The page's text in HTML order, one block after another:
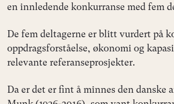
en innledende konkurranse med fem
De fem deltagerne er blitt vurdert på
oppdragsforståelse, økonomi og
relevante referanseprosjekter.
Da er det er fint å minnes den danske